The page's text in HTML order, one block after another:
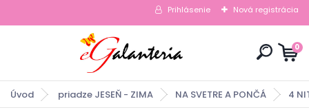
Prihlásenie Nová registrácia
0
Úvod priadze JESEŇ - ZIMA NA SVETRE A PONČÁ 4